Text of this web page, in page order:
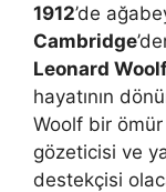
1912’de
Cambridge
Leonard
hayatının
Woolf bir ömür
gözeticisi ve
destekçisi